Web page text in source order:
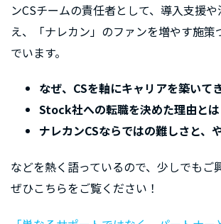
ンCSチームの責任者として、導入支援
え、「ナレカン」のファンを増やす施策
でいます。
なぜ、CSを軸にキャリアを築いて
Stock社への転職を決めた理由とは
ナレカンCSならではの難しさと、
などを熱く語っているので、少しでもご
ぜひこちらをご覧ください！